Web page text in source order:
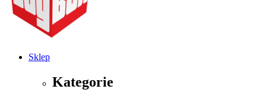
Sklep
Kategorie